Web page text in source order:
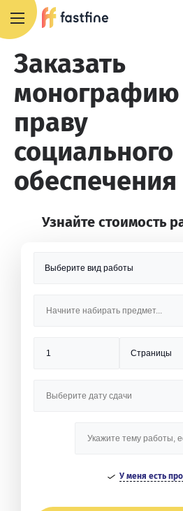
Заказать
монографию
праву
социального
обеспечения
Узнайте стоимость
У меня есть